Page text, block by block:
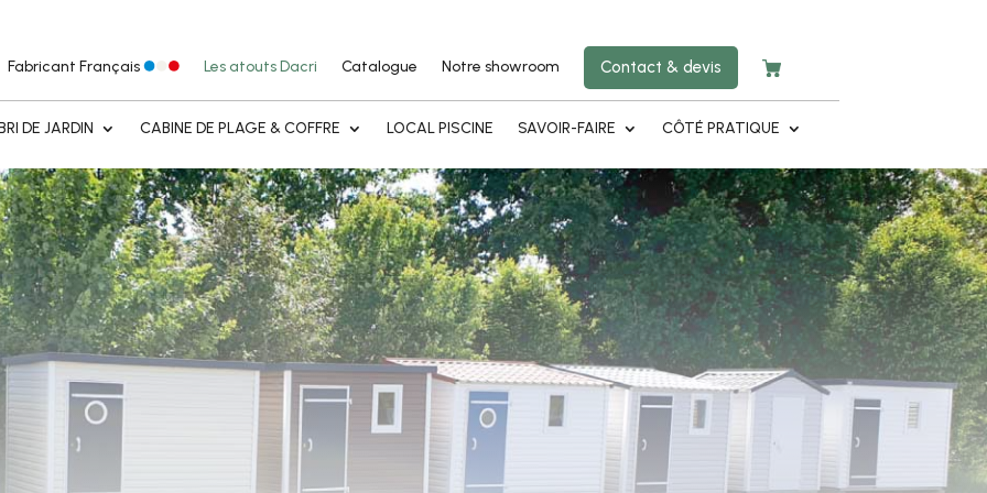
Fabricant Français Les atouts Dacri Catalogue Notre showroom Contact & devis
DE JARDIN CABINE DE PLAGE & COFFRE LOCAL PISCINE SAVOIR-FAIRE CÔTÉ PRATIQUE